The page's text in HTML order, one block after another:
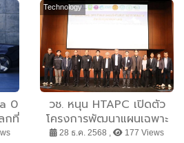
โอกาสการลงทุนที่กว้างกว่า
พร้อมผลตอบแทนที่มั่นคง
0
กที่
Technology
วช. หนุน HTAPC เปิดตัว
โครงการพัฒนาแผนเฉพาะ
กิจและแผนบริหารจัดการ
28 ธ.ค. 2568 , 177 Views